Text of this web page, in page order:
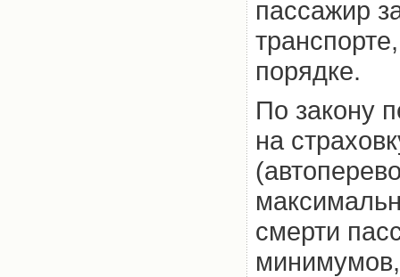
пассажир
порядке.
По закону
на
смерти